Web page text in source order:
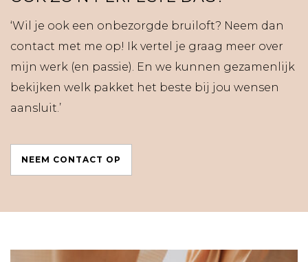
‘Wil je ook een onbezorgde bruiloft? Neem dan
contact met me op! Ik vertel je graag meer over
mijn werk (en passie). En we kunnen gezamenlijk
bekijken welk pakket het beste bij jou wensen
aansluit.’
NEEM CONTACT OP